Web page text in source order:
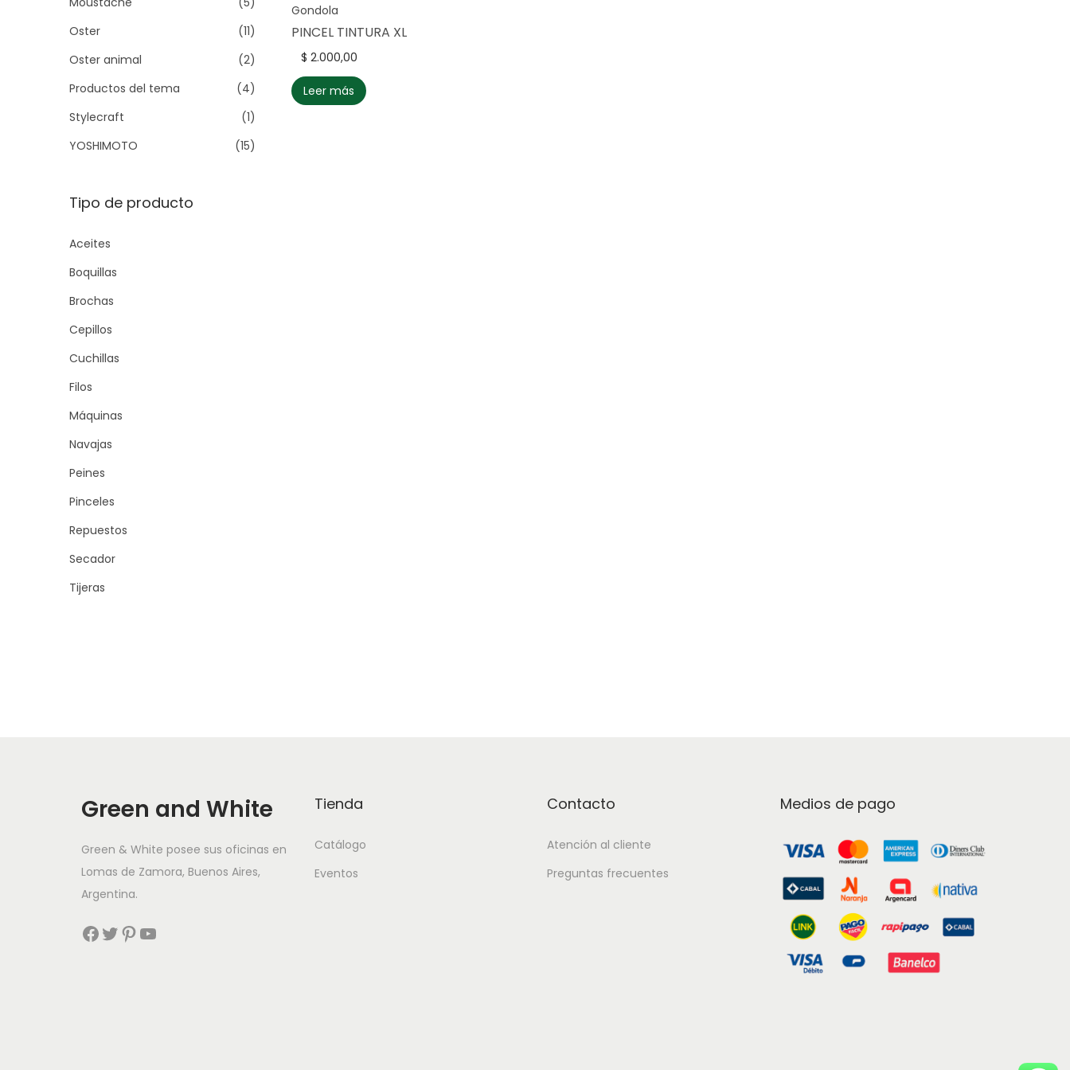
g
a
ó
n
n
i
Gondola
PINCEL TINTURA XL
$ 2.000,00
Leer más
>
Oster
(11)
Oster animal
(2)
Productos del tema
(4)
Stylecraft
(1)
YOSHIMOTO
(15)
Tipo de producto
Aceites
Boquillas
Brochas
Cepillos
Cuchillas
Filos
Máquinas
Navajas
Peines
Pinceles
Repuestos
Secador
Tijeras
Green and White
Green & White posee sus oficinas en
Lomas de Zamora, Buenos Aires,
Argentina.
Facebook Twitter Pinterest YouTube
Tienda
Catálogo
Eventos
Contacto
Atención al cliente
Preguntas frecuentes
Medios de pago